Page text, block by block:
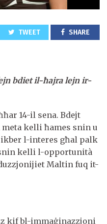
TWEET SHARE
bdiet il-ħajra lejn ir-
14-il sena. Bdejt
kelli ħames snin u
l-interes għal palk
kelli l-opportunità
Maltin fuq it-
kif bl-immaġinazzjoni